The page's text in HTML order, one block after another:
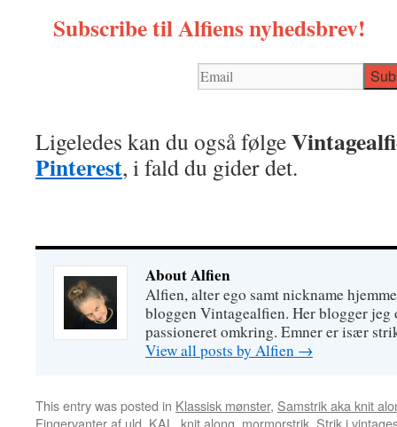
Subscribe til Alfiens nyhedsbrev!
Ligeledes kan du også følge
Pinterest, i fald du gider det.
About Alfien
Alfien, alter ego samt nickname
bloggen Vintagealfien. Her blogger jeg
passioneret omkring. Emner er især
View all posts by Alfien →
This entry was posted in Klassisk mønster, Samstrik aka knit